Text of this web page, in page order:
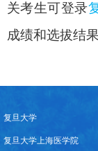
关考生可登录
成绩和选拔结果
复旦大学
复旦大学上海医学院